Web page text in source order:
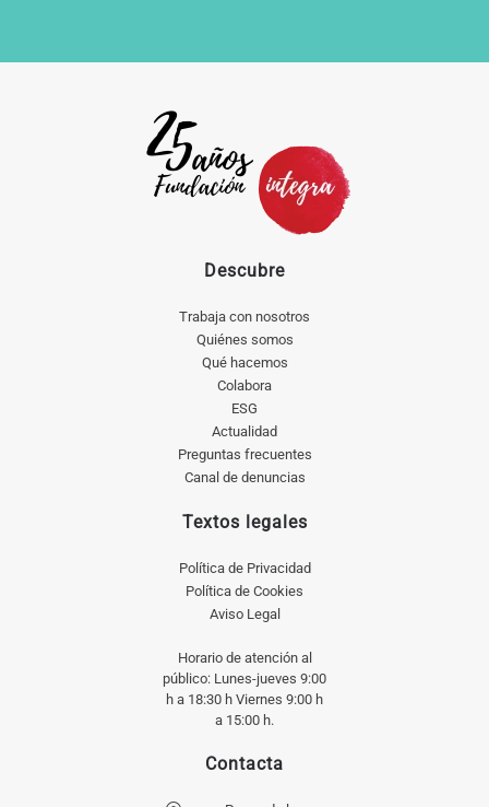
Descubre
Trabaja con nosotros
Quiénes somos
Qué hacemos
Colabora
ESG
Actualidad
Preguntas frecuentes
Canal de denuncias
Textos legales
Política de Privacidad
Política de Cookies
Aviso Legal
Horario de atención al
público: Lunes-jueves 9:00
h a 18:30 h Viernes 9:00 h
a 15:00 h.
Contacta